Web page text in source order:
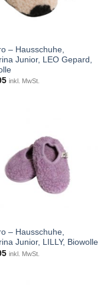
– Hausschuhe,
Junior, LEO Gepard,
inkl. MwSt.
– Hausschuhe,
Junior, LILLY, Biowolle
inkl. MwSt.